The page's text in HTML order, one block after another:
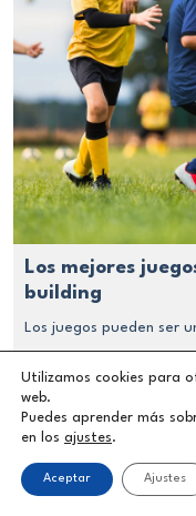
Los mejores
building
Los juegos pueden ser
Utilizamos cookies para
web.
Puedes aprender más
en los ajustes.
Aceptar Ajustes